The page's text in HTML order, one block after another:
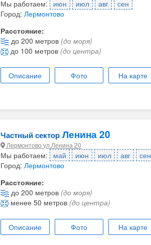
Мы работаем: июн июл авг
сен
Город:Лермонтово
Расстояние:
до 200 метров (до моря)
до 100 метров (до центра)
Описание Фото На карте
Частный сектор Ленина 20
Лермонтово ул.Ленина 20
Мы работаем: май июн июл авг
сен
Город:Лермонтово
Расстояние:
до 200 метров (до моря)
менее 50 метров (до центра)
Описание Фото На карте